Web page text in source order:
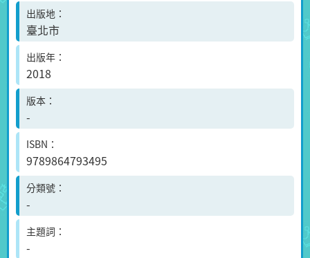
出版地
臺北市
出版年
2018
版本
-
ISBN
9789864793495
分類號
-
主題詞
-